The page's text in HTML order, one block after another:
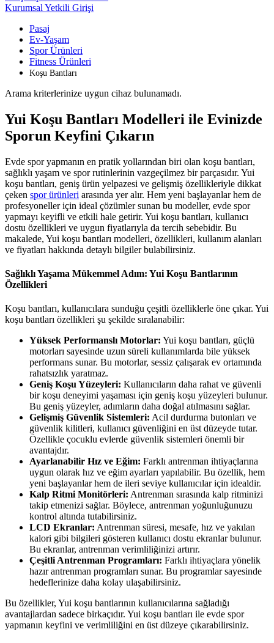
Kurumsal Yetkili Girişi
Pasaj
Ev-Yaşam
Spor Ürünleri
Fitness Ürünleri
Koşu Bantları
Arama kriterlerinize uygun cihaz bulunamadı.
Yui Koşu Bantları Modelleri ile Evinizde
Sporun Keyfini Çıkarın
Evde spor yapmanın en pratik yollarından biri olan koşu bantları,
sağlıklı yaşam ve spor rutinlerinin vazgeçilmez bir parçasıdır. Yui
koşu bantları, geniş ürün yelpazesi ve gelişmiş özellikleriyle dikkat
çeken spor ürünleri arasında yer alır. Hem yeni başlayanlar hem de
profesyoneller için ideal çözümler sunan bu modeller, evde spor
yapmayı keyifli ve etkili hale getirir. Yui koşu bantları, kullanıcı
dostu özellikleri ve uygun fiyatlarıyla da tercih sebebidir. Bu
makalede, Yui koşu bantları modelleri, özellikleri, kullanım alanları
ve fiyatları hakkında detaylı bilgiler bulabilirsiniz.
Sağlıklı Yaşama Mükemmel Adım: Yui Koşu Bantlarının
Özellikleri
Koşu bantları, kullanıcılara sunduğu çeşitli özelliklerle öne çıkar. Yui
koşu bantları özellikleri şu şekilde sıralanabilir:
Yüksek Performanslı Motorlar: Yui koşu bantları, güçlü
motorları sayesinde uzun süreli kullanımlarda bile yüksek
performans sunar. Bu motorlar, sessiz çalışarak ev ortamında
rahatsızlık yaratmaz.
Geniş Koşu Yüzeyleri: Kullanıcıların daha rahat ve güvenli
bir koşu deneyimi yaşaması için geniş koşu yüzeyleri bulunur.
Bu geniş yüzeyler, adımların daha doğal atılmasını sağlar.
Gelişmiş Güvenlik Sistemleri: Acil durdurma butonları ve
güvenlik kilitleri, kullanıcı güvenliğini en üst düzeyde tutar.
Özellikle çocuklu evlerde güvenlik sistemleri önemli bir
avantajdır.
Ayarlanabilir Hız ve Eğim: Farklı antrenman ihtiyaçlarına
uygun olarak hız ve eğim ayarları yapılabilir. Bu özellik, hem
yeni başlayanlar hem de ileri seviye kullanıcılar için idealdir.
Kalp Ritmi Monitörleri: Antrenman sırasında kalp ritminizi
takip etmenizi sağlar. Böylece, antrenman yoğunluğunuzu
kontrol altında tutabilirsiniz.
LCD Ekranlar: Antrenman süresi, mesafe, hız ve yakılan
kalori gibi bilgileri gösteren kullanıcı dostu ekranlar bulunur.
Bu ekranlar, antrenman verimliliğinizi artırır.
Çeşitli Antrenman Programları: Farklı ihtiyaçlara yönelik
hazır antrenman programları sunar. Bu programlar sayesinde
hedeflerinize daha kolay ulaşabilirsiniz.
Bu özellikler, Yui koşu bantlarının kullanıcılarına sağladığı
avantajlardan sadece birkaçıdır. Yui koşu bantları ile evde spor
yapmanın keyfini ve verimliliğini en üst düzeye çıkarabilirsiniz.